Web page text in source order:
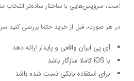
است، سرویس‌هایی با ساختار ساده‌تر انتخاب
در هر صورت، قبل از خرید حتما بررسی کنید
آی پی ایران واقعی و پایدار ارائه دهد
با iOS کاملا سازگار باشد
برای استفاده بانکی تست شده باشد